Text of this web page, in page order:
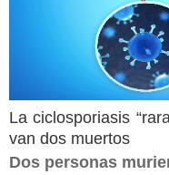
La ciclosporiasis
van dos muertos
Dos personas